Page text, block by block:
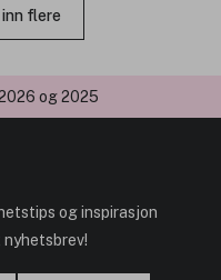
flere
og 2025
og inspirasjon